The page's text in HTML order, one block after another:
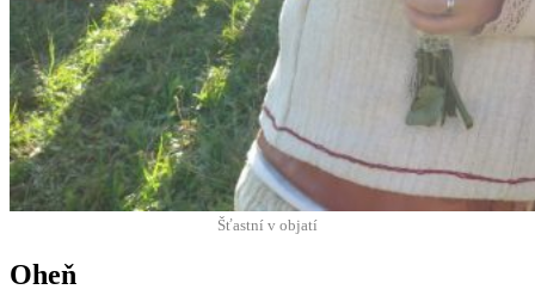
Šťast­ní v objatí
Oheň